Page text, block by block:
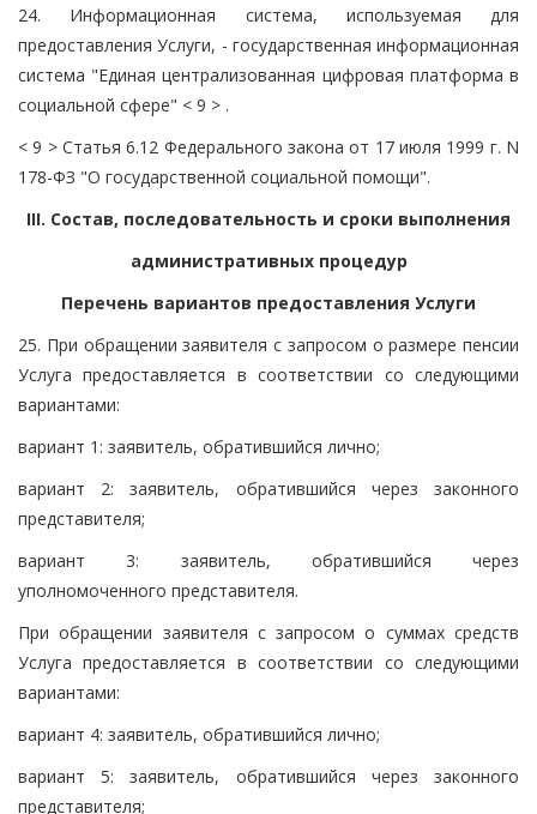
24. Информационная система, используемая для
предоставления Услуги, - государственная информационная
система "Единая централизованная цифровая платформа в
социальной сфере" < 9 > .
< 9 > Статья 6.12 Федерального закона от 17 июля 1999 г. N
178-ФЗ "О государственной социальной помощи".
III. Состав, последовательность и сроки выполнения
административных процедур
Перечень вариантов предоставления Услуги
25. При обращении заявителя с запросом о размере пенсии
Услуга предоставляется в соответствии со следующими
вариантами:
вариант 1: заявитель, обратившийся лично;
вариант 2: заявитель, обратившийся через законного
представителя;
вариант 3: заявитель, обратившийся через
уполномоченного представителя.
При обращении заявителя с запросом о суммах средств
Услуга предоставляется в соответствии со следующими
вариантами:
вариант 4: заявитель, обратившийся лично;
вариант 5: заявитель, обратившийся через законного
представителя;